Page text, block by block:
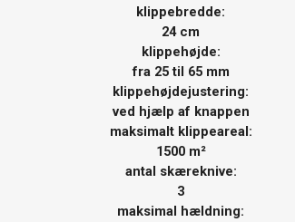
klippebredde:
24 cm
klippehøjde:
fra 25 til 65 mm
klippehøjdejustering:
ved hjælp af knappen
maksimalt klippeareal:
1500 m²
antal skæreknive:
3
maksimal hældning: